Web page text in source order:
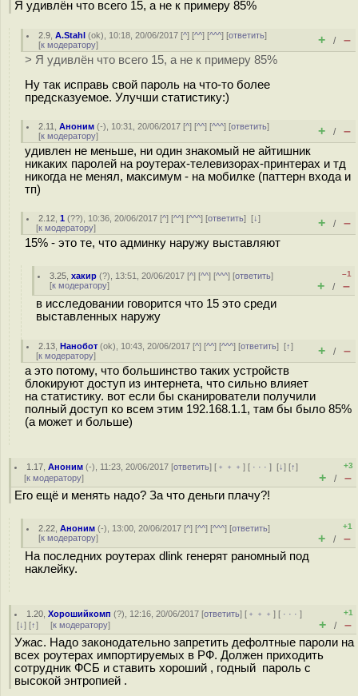
Я удивлён что всего 15, а не к примеру 85%
2.9 ,A.Stahl (ok), 10:18, 20/06/2017 [^] [^^] [^^^] [ответить]
[к модератору] + / –
> Я удивлён что всего 15, а не к примеру 85%
Ну так исправь свой пароль на что-то более
предсказуемое. Улучши статистику:)
2.11 ,Аноним (-), 10:31, 20/06/2017 [^] [^^] [^^^] [ответить]
[к модератору] + / –
удивлен не меньше, ни один знакомый не айтишник
никаких паролей на роутерах-телевизорах-принтерах и тд
никогда не менял, максимум - на мобилке (паттерн входа и
тп)
2.12 ,1 (??), 10:36, 20/06/2017 [^] [^^] [^^^] [ответить][↓]
[к модератору] + / –
15% - это те, что админку наружу выставляют
3.25 ,хакир (?), 13:51, 20/06/2017 [^] [^^] [^^^] [ответить]
[к модератору]
–1
+ / –
в исследовании говорится что 15 это среди
выставленных наружу
2.13 ,Нанобот (ok), 10:43, 20/06/2017 [^] [^^] [^^^] [ответить][↑]
[к модератору] + / –
а это потому, что большинство таких устройств
блокируют доступ из интернета, что сильно влияет
на статистику. вот если бы сканирователи получили
полный доступ ко всем этим 192.168.1.1, там бы было 85%
(а может и больше)
1.17 ,Аноним (-), 11:23, 20/06/2017 [ответить] [ ﹢﹢﹢] [ · · ·][↓] [↑]
[к модератору]
+3
+ / –
Его ещё и менять надо? За что деньги плачу?!
2.22 ,Аноним (-), 13:00, 20/06/2017 [^] [^^] [^^^] [ответить]
[к модератору]
+1
+ / –
На последних роутерах dlink генерят раномный под
наклейку.
1.20 ,Хорошийкомп (?), 12:16, 20/06/2017 [ответить] [ ﹢﹢﹢] [ · · ·]
[↓] [↑] [к модератору]
+1
+ / –
Ужас. Надо законодательно запретить дефолтные пароли на
всех роутерах импортируемых в РФ. Должен приходить
сотрудник ФСБ и ставить хороший , годный пароль с
высокой энтропией .